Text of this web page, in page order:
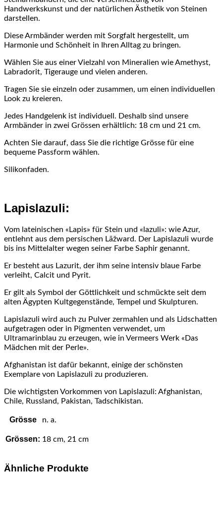
Handwerkskunst und der natürlichen Ästhetik von Steinen
darstellen.
Diese Armbänder werden mit Sorgfalt hergestellt, um
Harmonie und Schönheit in Ihren Alltag zu bringen.
Wählen Sie aus einer Vielzahl von Mineralien wie Amethyst,
Labradorit, Tigerauge und vielen anderen.
Tragen Sie sie einzeln oder zusammen, um einen individuellen
Look zu kreieren.
Jedes Handgelenk ist individuell. Deshalb sind unsere
Armbänder in zwei Grössen erhältlich: 18 cm und 21 cm.
Achten Sie darauf, dass Sie die richtige Grösse für eine
bequeme Passform wählen.
Silikonfaden.
Lapislazuli:
Vom lateinischen «Lapis» für Stein und «lazuli»: wie Azur,
entlehnt aus dem persischen Lāžward. Der Lapislazuli wurde
bis ins Mittelalter wegen seiner Farbe Saphir genannt.
Er besteht aus Lazurit, der ihm seine intensiv blaue Farbe
verleiht, Calcit und Pyrit.
Er gilt als Symbol der Göttlichkeit und schmückte seit dem
alten Ägypten Kultgegenstände, Tempel und Skulpturen.
Lapislazuli wird auch zu Pulver zermahlen und als Lidschatten
aufgetragen oder in Pigmenten verwendet, um
Ultramarinblau zu erzeugen, wie in Vermeers Werk «Das
Mädchen mit der Perle».
Afghanistan ist dafür bekannt, einige der schönsten
Exemplare von Lapislazuli zu produzieren.
Die wichtigsten Vorkommen von Lapislazuli: Afghanistan,
Chile, Russland, Pakistan, Tadschikistan.
Grösse n. a.
Grössen: 18 cm, 21 cm
Ähnliche Produkte